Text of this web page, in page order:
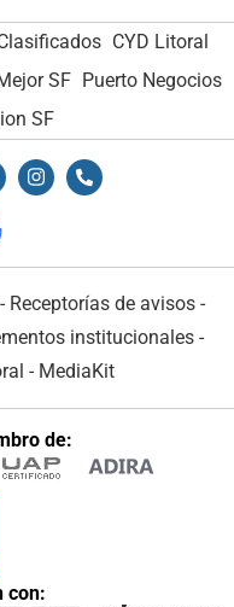
CYD Litoral
SF Puerto Negocios
SF
- Receptorías de avisos -
institucionales -
- MediaKit
de:
con: